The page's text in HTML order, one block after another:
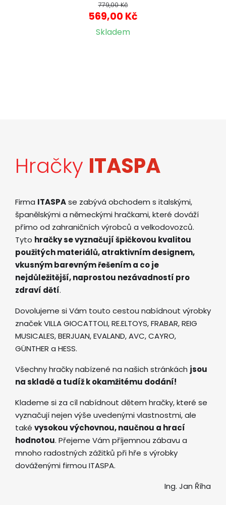
779,00 Kč
569,00 Kč
Skladem
Hračky ITASPA
Firma ITASPAse zabývá obchodem s italskými,
španělskými a německými hračkami, které dováží
přímo od zahraničních výrobců a velkodovozců.
Tyto hračky se vyznačují špičkovou kvalitou
použitých materiálů, atraktivním designem,
vkusným barevným řešením a co je
nejdůležitější, naprostou nezávadností pro
zdraví dětí.
Dovolujeme si Vám touto cestou nabídnout výrobky
značek VILLA GIOCATTOLI, RE.ELTOYS, FRABAR, REIG
MUSICALES, BERJUAN, EVALAND, AVC, CAYRO,
GÜNTHER a HESS.
Všechny hračky nabízené na našich stránkách jsou
na skladě a tudíž k okamžitému dodání!
Klademe si za cíl nabídnout dětem hračky, které se
vyznačují nejen výše uvedenými vlastnostmi, ale
také vysokou výchovnou, naučnou a hrací
hodnotou. Přejeme Vám příjemnou zábavu a
mnoho radostných zážitků při hře s výrobky
dováženými firmou ITASPA.
Ing. Jan Říha